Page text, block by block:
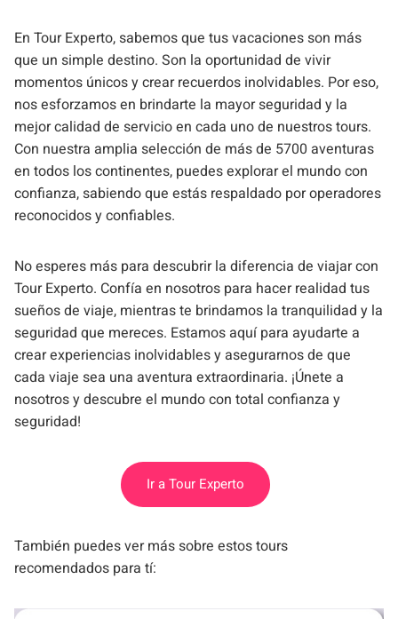
En Tour Experto, sabemos que tus vacaciones son más
que un simple destino. Son la oportunidad de vivir
momentos únicos y crear recuerdos inolvidables. Por eso,
nos esforzamos en brindarte la mayor seguridad y la
mejor calidad de servicio en cada uno de nuestros tours.
Con nuestra amplia selección de más de 5700 aventuras
en todos los continentes, puedes explorar el mundo con
confianza, sabiendo que estás respaldado por operadores
reconocidos y confiables.
No esperes más para descubrir la diferencia de viajar con
Tour Experto. Confía en nosotros para hacer realidad tus
sueños de viaje, mientras te brindamos la tranquilidad y la
seguridad que mereces. Estamos aquí para ayudarte a
crear experiencias inolvidables y asegurarnos de que
cada viaje sea una aventura extraordinaria. ¡Únete a
nosotros y descubre el mundo con total confianza y
seguridad!
Ir a Tour Experto
También puedes ver más sobre estos tours
recomendados para tí: